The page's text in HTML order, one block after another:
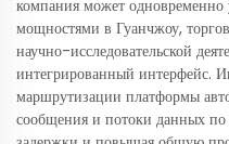
компания может одновременно
мощностями в Гуанчжоу,
научно-исследовательской
интегрированный интерфейс.
маршрутизации платформы
сообщения и потоки данных